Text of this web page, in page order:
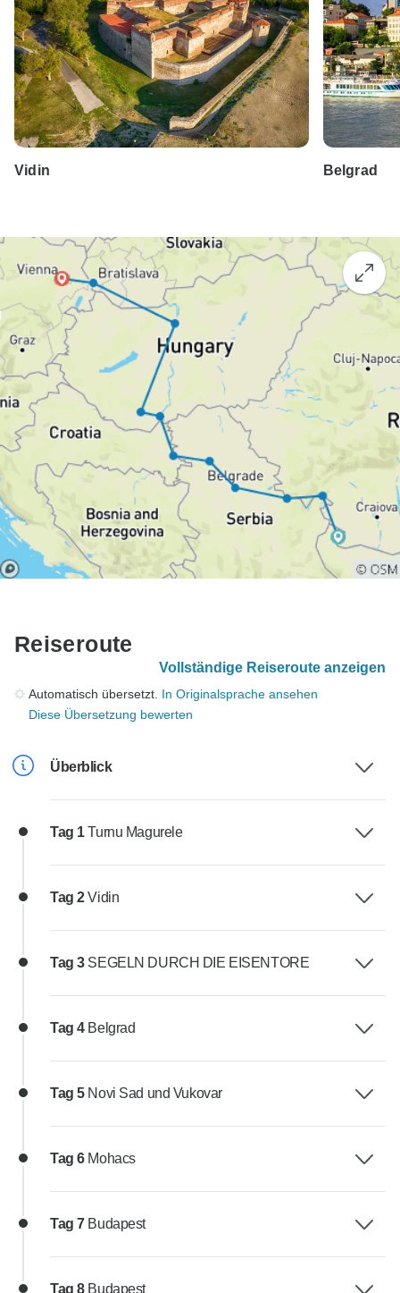
Vidin Belgrad
Reiseroute
Vollständige Reiseroute anzeigen
Automatisch übersetzt. In Originalsprache ansehen
Diese Übersetzung bewerten
Überblick
Tag 1Turnu Magurele
Tag 2Vidin
Tag 3 SEGELN DURCH DIE EISENTORE
Tag 4 Belgrad
Tag 5 Novi Sad und Vukovar
Tag 6 Mohacs
Tag 7 Budapest
Tag 8 Budapest